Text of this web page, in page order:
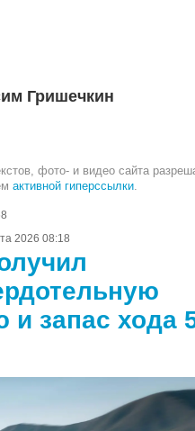
Гришечкин
фото- и видео сайта
активной гиперссылки
2026 08:18
и запас хода